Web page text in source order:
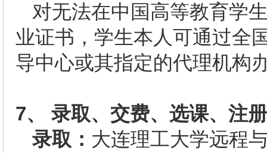
对无法在中国高等教育学
业证书，学生本人可通过全
导中心或其指定的代理机构
7、 录取、交费、选课、注册
录取： 大连理工大学远程